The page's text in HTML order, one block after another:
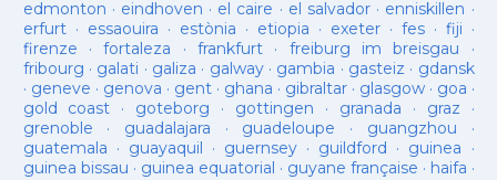
edmonton · eindhoven · el caire · el salvador · enniskillen ·
erfurt· essaouira · estònia · etiopia · exeter· fes· fiji ·
firenze ·fortaleza · frankfurt· freiburg im breisgau ·
fribourg · galati · galiza · galway· gambia · gasteiz · gdansk
· geneve · genova · gent· ghana · gibraltar· glasgow· goa ·
gold coast · goteborg · gottingen · granada · graz ·
grenoble · guadalajara · guadeloupe · guangzhou ·
guatemala · guayaquil · guernsey· guildford · guinea ·
guinea bissau · guinea equatorial · guyane française · haifa ·